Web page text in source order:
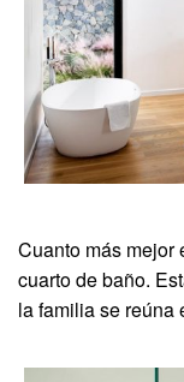
Cuanto más mejor
cuarto de baño.
la familia se reúna